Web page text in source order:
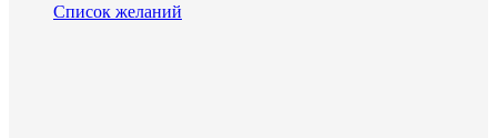
Список желаний